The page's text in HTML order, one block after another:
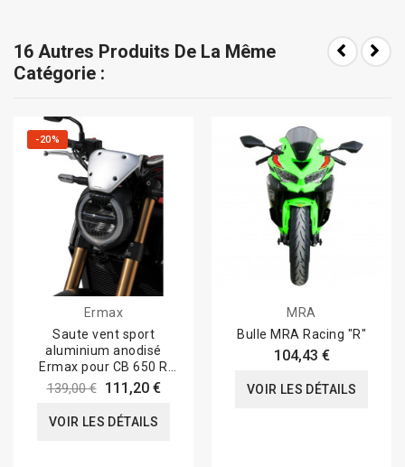
16 Autres Produits De La Même
Catégorie :
-20%
Ermax
Saute vent sport
aluminium anodisé
Ermax pour CB 650 R
2019-2020
139,00 € 111,20 €
VOIR LES DÉTAILS
MRA
Bulle MRA Racing "R"
104,43 €
VOIR LES DÉTAILS